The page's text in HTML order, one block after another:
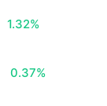
1.32%
0.37%